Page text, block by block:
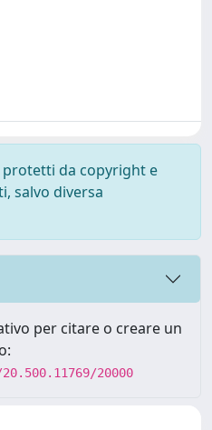
protetti da copyright e
salvo diversa
per citare o creare un
20000